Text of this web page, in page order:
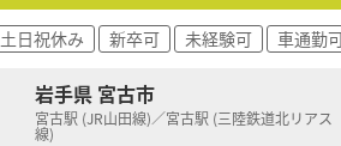
土日祝休み 新卒可 未経験可 車通勤
岩手県 宮古市
宮古駅 (JR山田線)／宮古駅 (三陸鉄道北リアス
線)